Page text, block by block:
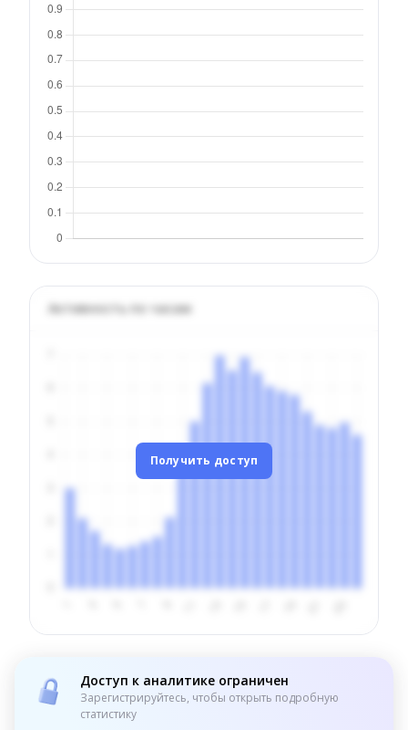
Активность по часам
Получить доступ
Доступ к аналитике ограничен
Зарегистрируйтесь, чтобы открыть подробную
статистику